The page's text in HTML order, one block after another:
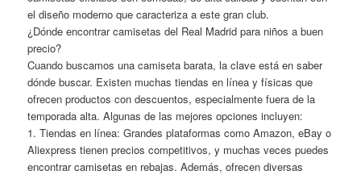
el diseño moderno que caracteriza a este gran club.
¿Dónde encontrar camisetas del Real Madrid para niños a buen
precio?
Cuando buscamos una camiseta barata, la clave está en saber
dónde buscar. Existen muchas tiendas en línea y físicas que
ofrecen productos con descuentos, especialmente fuera de la
temporada alta. Algunas de las mejores opciones incluyen:
1. Tiendas en línea: Grandes plataformas como Amazon, eBay o
Aliexpress tienen precios competitivos, y muchas veces puedes
encontrar camisetas en rebajas. Además, ofrecen diversas